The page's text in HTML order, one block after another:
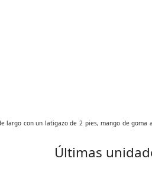
con un latigazo de 2 pies, mango de goma
Últimas